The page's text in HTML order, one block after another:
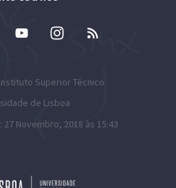
Instituto Superior Técnico
de Lisboa
27 Novembro, 2018 às 15:43